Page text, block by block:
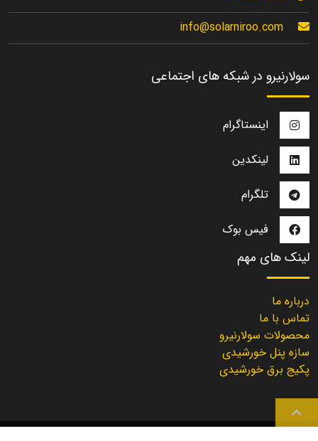
info@solarniroo.com
سولارنیرو در شبکه های اجتماعی
اینستاگرام
لینکدین
تلگرام
فیس بوک
لینک های مهم
درباره ما
تماس با ما
محصولات سولارنیرو
سازه پنل خورشیدی
پکیج برق خورشیدی